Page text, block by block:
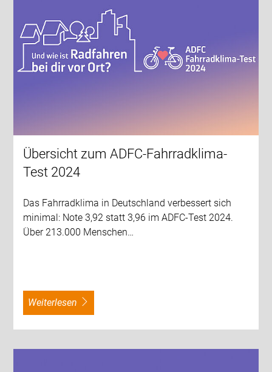
Übersicht zum ADFC-Fahrradklima-
Test 2024
Das Fahrradklima in Deutschland verbessert sich
minimal: Note 3,92 statt 3,96 im ADFC-Test 2024.
Über 213.000 Menschen…
weiterlesen